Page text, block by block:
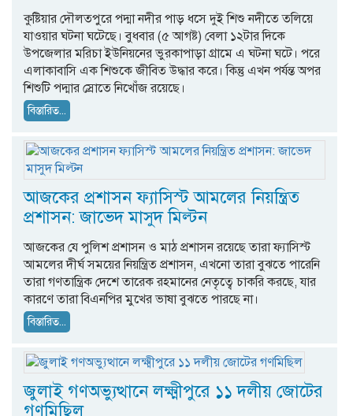
কুষ্টিয়ার দৌলতপুরে পদ্মা নদীর পাড় ধসে দুই শিশু নদীতে তলিয়ে
যাওয়ার ঘটনা ঘটেছে। বুধবার (৫ আগষ্ট) বেলা ১২টার দিকে
উপজেলার মরিচা ইউনিয়নের ভুরকাপাড়া গ্রামে এ ঘটনা ঘটে। পরে
এলাকাবাসি এক শিশুকে জীবিত উদ্ধার করে। কিন্তু এখন পর্যন্ত অপর
শিশুটি পদ্মার স্রোতে নিখোঁজ রয়েছে।
বিস্তারিত...
আজকের প্রশাসন ফ্যাসিস্ট আমলের নিয়ন্ত্রিত
প্রশাসন: জাভেদ মাসুদ মিল্টন
আজকের যে পুলিশ প্রশাসন ও মাঠ প্রশাসন রয়েছে তারা ফ্যাসিস্ট
আমলের দীর্ঘ সময়ের নিয়ন্ত্রিত প্রশাসন, এখনো তারা বুঝতে পারেনি
তারা গণতান্ত্রিক দেশে তারেক রহমানের নেতৃত্বে চাকরি করছে, যার
কারণে তারা বিএনপির মুখের ভাষা বুঝতে পারছে না।
বিস্তারিত...
জুলাই গণঅভ্যুত্থানে লক্ষ্মীপুরে ১১ দলীয় জোটের
গণমিছিল